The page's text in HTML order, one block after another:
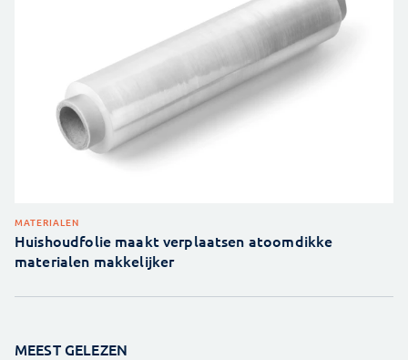
MATERIALEN
Huishoudfolie maakt verplaatsen atoomdikke
materialen makkelijker
MEEST GELEZEN